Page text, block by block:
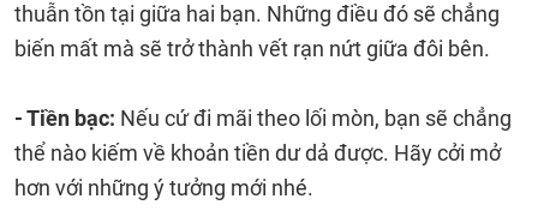
thuẫn tồn tại giữa hai bạn. Những điều đó sẽ chẳng
biến mất mà sẽ trở thành vết rạn nứt giữa đôi bên.
- Tiền bạc: Nếu cứ đi mãi theo lối mòn, bạn sẽ chẳng
thể nào kiếm về khoản tiền dư dả được. Hãy cởi mở
hơn với những ý tưởng mới nhé.